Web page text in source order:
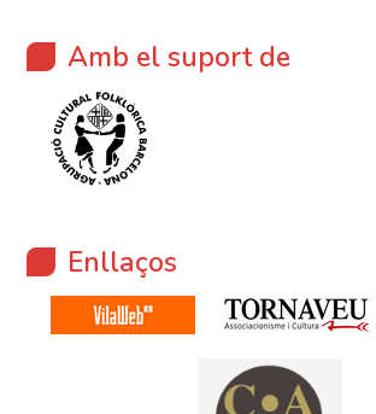
Amb el suport de
Enllaços